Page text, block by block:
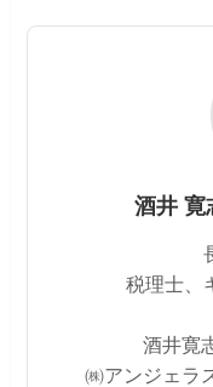
酒井 寛
税理士、
酒井寛
㈱アンジェラ